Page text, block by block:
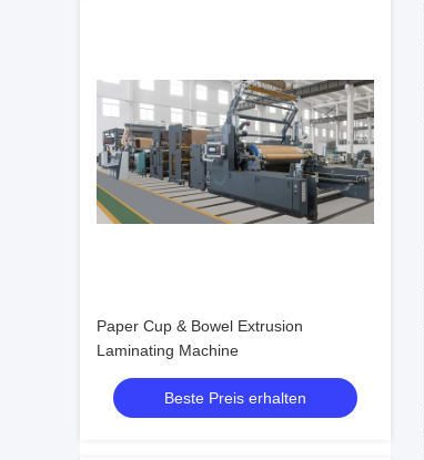
Paper Cup & Bowel Extrusion
Laminating Machine
Beste Preis erhalten